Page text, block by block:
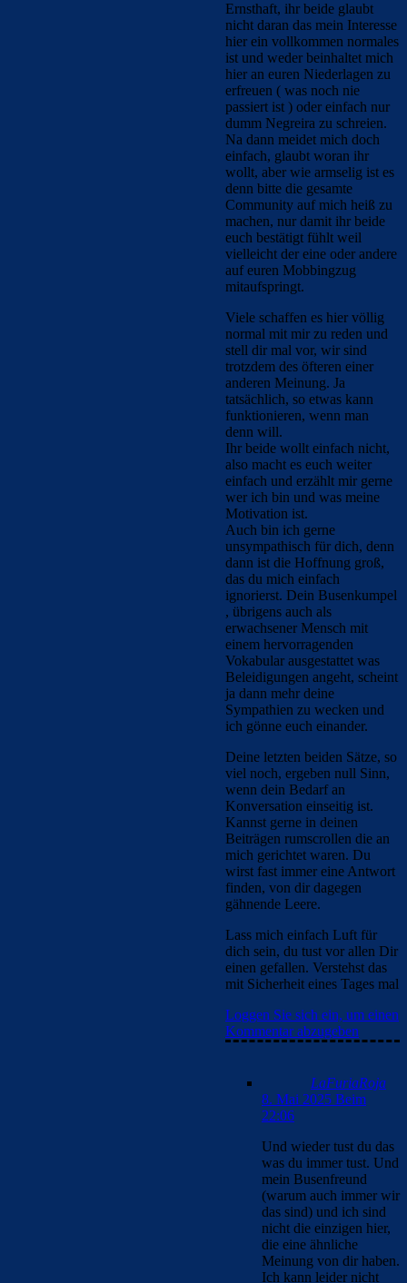
Ernsthaft, ihr beide glaubt
nicht daran das mein Interesse
hier ein vollkommen normales
ist und weder beinhaltet mich
hier an euren Niederlagen zu
erfreuen ( was noch nie
passiert ist ) oder einfach nur
dumm Negreira zu schreien.
Na dann meidet mich doch
einfach, glaubt woran ihr
wollt, aber wie armselig ist es
denn bitte die gesamte
Community auf mich heiß zu
machen, nur damit ihr beide
euch bestätigt fühlt weil
vielleicht der eine oder andere
auf euren Mobbingzug
mitaufspringt.
Viele schaffen es hier völlig
normal mit mir zu reden und
stell dir mal vor, wir sind
trotzdem des öfteren einer
anderen Meinung. Ja
tatsächlich, so etwas kann
funktionieren, wenn man
denn will.
Ihr beide wollt einfach nicht,
also macht es euch weiter
einfach und erzählt mir gerne
wer ich bin und was meine
Motivation ist.
Auch bin ich gerne
unsympathisch für dich, denn
dann ist die Hoffnung groß,
das du mich einfach
ignorierst. Dein Busenkumpel
, übrigens auch als
erwachsener Mensch mit
einem hervorragenden
Vokabular ausgestattet was
Beleidigungen angeht, scheint
ja dann mehr deine
Sympathien zu wecken und
ich gönne euch einander.
Deine letzten beiden Sätze, so
viel noch, ergeben null Sinn,
wenn dein Bedarf an
Konversation einseitig ist.
Kannst gerne in deinen
Beiträgen rumscrollen die an
mich gerichtet waren. Du
wirst fast immer eine Antwort
finden, von dir dagegen
gähnende Leere.
Lass mich einfach Luft für
dich sein, du tust vor allen Dir
einen gefallen. Verstehst das
mit Sicherheit eines Tages mal
Loggen Sie sich ein, um einen
Kommentar abzugeben
LaFuriaRoja
8. Mai 2025 Beim
22:06
Und wieder tust du das
was du immer tust. Und
mein Busenfreund
(warum auch immer wir
das sind) und ich sind
nicht die einzigen hier,
die eine ähnliche
Meinung von dir haben.
Ich kann leider nicht